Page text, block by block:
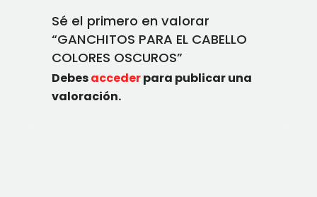
Sé el primero en valorar
“GANCHITOS PARA EL CABELLO
COLORES OSCUROS”
Debesaccederpara publicar una
valoración.